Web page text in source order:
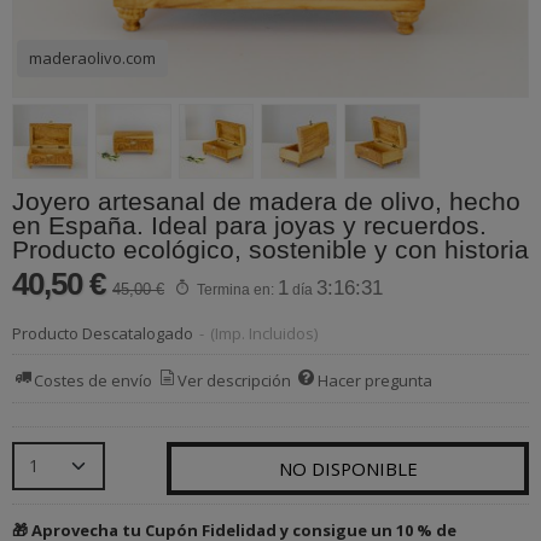
maderaolivo.com
Joyero artesanal de madera de olivo, hecho
en España. Ideal para joyas y recuerdos.
Producto ecológico, sostenible y con historia
40,50 € 45,00 € Termina en: 1 día 3:16:31
Producto Descatalogado - (Imp. Incluidos)
Costes de envío Ver descripción Hacer pregunta
NO DISPONIBLE
🎁 Aprovecha tu Cupón Fidelidad y consigue un 10 % de